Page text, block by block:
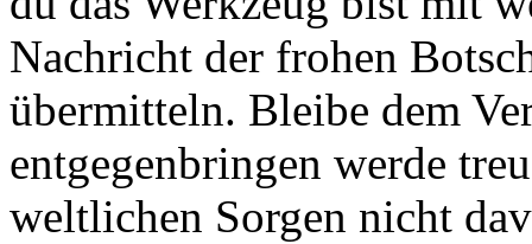
Nachricht der frohen
übermitteln. Bleibe dem
entgegenbringen werde
weltlichen Sorgen nicht